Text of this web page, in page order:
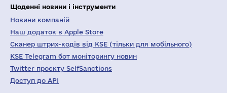
Щоденні новини і інструменти
Новини компаній
Наш додаток в Apple Store
Сканер штрих-кодів від KSE (тільки для мобільного)
KSE Telegram бот моніторингу новин
Twitter проєкту SelfSanctions
Доступ до API